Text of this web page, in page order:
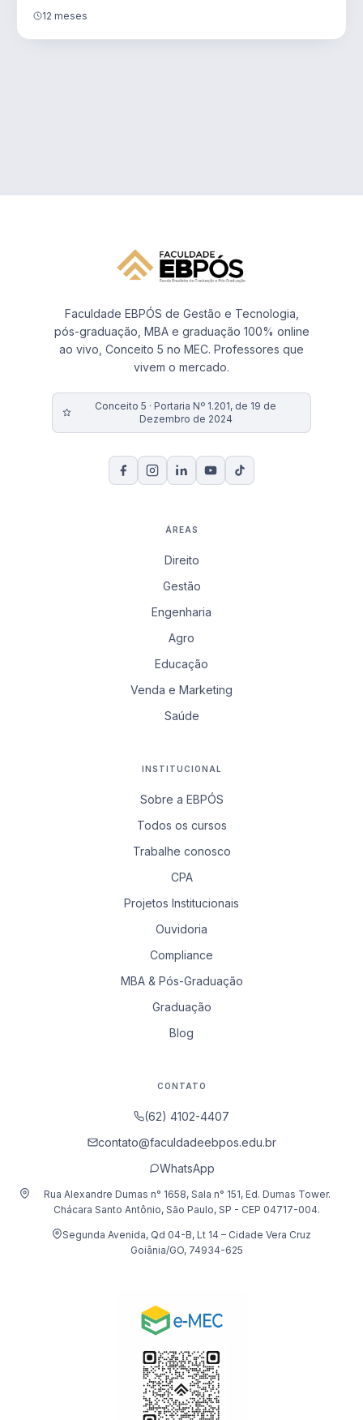
12 meses
Faculdade EBPÓS de Gestão e Tecnologia,
pós-graduação, MBA e graduação 100% online
ao vivo, Conceito 5 no MEC. Professores que
vivem o mercado.
Conceito 5 · Portaria Nº 1.201, de 19 de
Dezembro de 2024
ÁREAS
Direito
Gestão
Engenharia
Agro
Educação
Venda e Marketing
Saúde
INSTITUCIONAL
Sobre a EBPÓS
Todos os cursos
Trabalhe conosco
CPA
Projetos Institucionais
Ouvidoria
Compliance
MBA & Pós-Graduação
Graduação
Blog
CONTATO
(62) 4102-4407
contato@faculdadeebpos.edu.br
WhatsApp
Rua Alexandre Dumas n° 1658, Sala n° 151, Ed. Dumas Tower.
Chácara Santo Antônio, São Paulo, SP - CEP 04717-004.
Segunda Avenida, Qd 04-B, Lt 14 – Cidade Vera Cruz
Goiânia/GO, 74934-625